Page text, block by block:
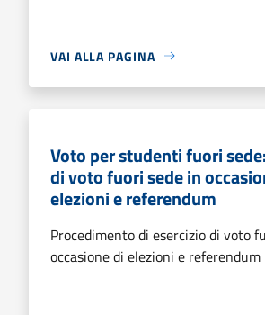
VAI ALLA PAGINA
Voto per studenti fuori
di voto fuori sede in
elezioni e referendum
Procedimento di esercizio di voto
occasione di elezioni e referendum